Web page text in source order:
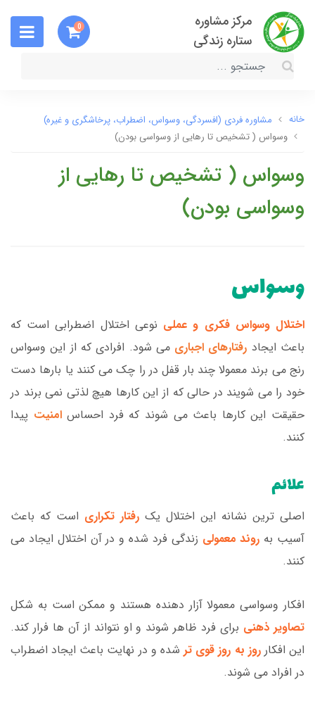
مرکز مشاوره
ستاره زندگی
0
خانه
مشاوره فردی (افسردگی، وسواس، اضطراب، پرخاشگری و غیره)
وسواس ( تشخیص تا رهایی از وسواسی بودن)
وسواس ( تشخیص تا رهایی از
وسواسی بودن)
وسواس
اختلال وسواس فکری و عملی نوعی اختلال اضطرابی است که
باعث ایجاد رفتارهای اجباری می شود. افرادی که از این وسواس
رنج می برند معمولا چند بار قفل در را چک می کنند یا بارها دست
خود را می شویند در حالی که از این کارها هیچ لذتی نمی برند در
حقیقت این کارها باعث می شوند که فرد احساسامنیت پیدا
کنند.
علائم
اصلی ترین نشانه این اختلال یک رفتار تکراری است که باعث
آسیب به روند معمولی زندگی فرد شده و در آن اختلال ایجاد می
کنند.
افکار وسواسی معمولا آزار دهنده هستند و ممکن است به شکل
تصاویر ذهنی برای فرد ظاهر شوند و او نتواند از آن ها فرار کند.
این افکارروز به روز قوی تر شده و در نهایت باعث ایجاد اضطراب
در افراد می شوند.